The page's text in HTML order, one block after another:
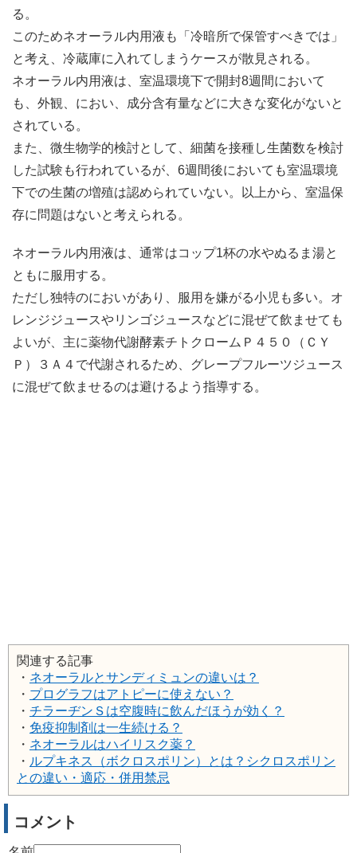
る。
このためネオーラル内用液も「冷暗所で保管すべきでは」
と考え、冷蔵庫に入れてしまうケースが散見される。
ネオーラル内用液は、室温環境下で開封8週間において
も、外観、におい、成分含有量などに大きな変化がないと
されている。
また、微生物学的検討として、細菌を接種し生菌数を検討
した試験も行われているが、6週間後においても室温環境
下での生菌の増殖は認められていない。以上から、室温保
存に問題はないと考えられる。
ネオーラル内用液は、通常はコップ1杯の水やぬるま湯と
ともに服用する。
ただし独特のにおいがあり、服用を嫌がる小児も多い。オ
レンジジュースやリンゴジュースなどに混ぜて飲ませても
よいが、主に薬物代謝酵素チトクロームＰ４５０（ＣＹ
Ｐ）３Ａ４で代謝されるため、グレープフルーツジュース
に混ぜて飲ませるのは避けるよう指導する。
関連する記事
・ ネオーラルとサンディミュンの違いは？
・ プログラフはアトピーに使えない？
・ チラーヂンＳは空腹時に飲んだほうが効く？
・ 免疫抑制剤は一生続ける？
・ ネオーラルはハイリスク薬？
・ ルプキネス（ボクロスポリン）とは？シクロスポリン
との違い・適応・併用禁忌
コメント